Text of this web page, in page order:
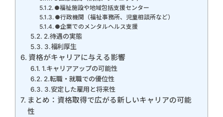
●福祉施設や地域包括支援センター
●行政機関（福祉事務所、児童相談所など）
●企業でのメンタルヘルス支援
2.待遇の実態
3.福利厚生
資格がキャリアに与える影響
1.キャリアアップの可能性
2.転職・就職での優位性
3.安定した雇用と将来性
まとめ：資格取得で広がる新しいキャリアの可能
性